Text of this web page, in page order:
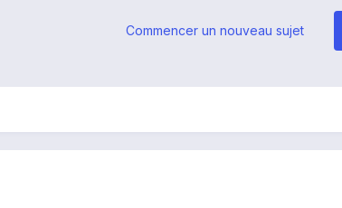
Commencer un nouveau sujet